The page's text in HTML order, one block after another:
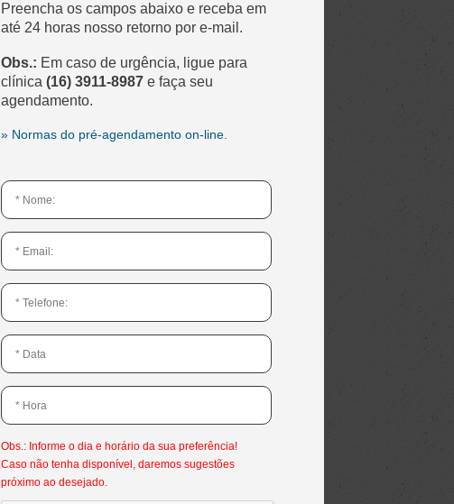
Preencha os campos abaixo e receba em
até 24 horas nosso retorno por e-mail.
Obs.: Em caso de urgência, ligue para
clínica (16) 3911-8987 e faça seu
agendamento.
» Normas do pré-agendamento on-line.
Obs.: Informe o dia e horário da sua preferência!
Caso não tenha disponível, daremos sugestões
próximo ao desejado.